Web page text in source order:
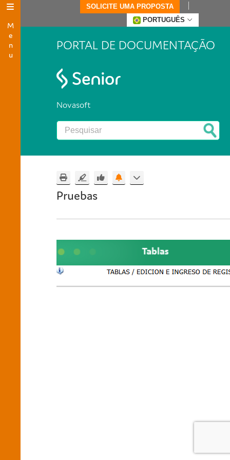
Menu
SOLICITE UMA PROPOSTA
PORTUGUÊS
PORTAL DE DOCUMENTAÇÃO
Novasoft
Pruebas